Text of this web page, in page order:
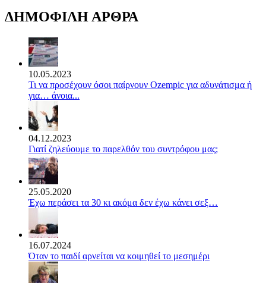
ΔΗΜΟΦΙΛΗ ΑΡΘΡΑ
10.05.2023
Τι να προσέχουν όσοι παίρνουν Ozempic για αδυνάτισμα ή
για… άνοια...
04.12.2023
Γιατί ζηλεύουμε το παρελθόν του συντρόφου μας;
25.05.2020
Έχω περάσει τα 30 κι ακόμα δεν έχω κάνει σεξ…
16.07.2024
Όταν το παιδί αρνείται να κοιμηθεί το μεσημέρι